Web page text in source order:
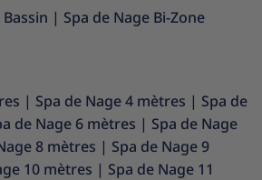
| Spa de Nage Bi-Zone
| Spa de Nage 4 mètres | Spa de
de Nage 6 mètres | Spa de Nage
8 mètres | Spa de Nage 9
10 mètres | Spa de Nage 11